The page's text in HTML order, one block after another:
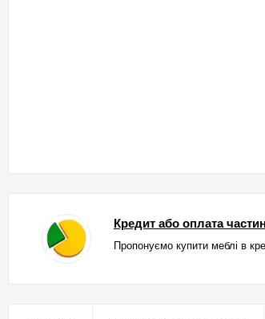
Кредит або оплата
Пропонуємо купити меблі в